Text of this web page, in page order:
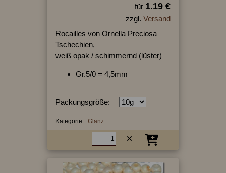
für 1.19 €
zzgl. Versand
Rocailles von Ornella Preciosa
Tschechien,
weiß opak / schimmernd (lüster)
Gr.5/0 = 4,5mm
Packungsgröße:
Kategorie: Glanz